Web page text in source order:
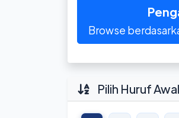
Browse
Pilih Huruf Awal